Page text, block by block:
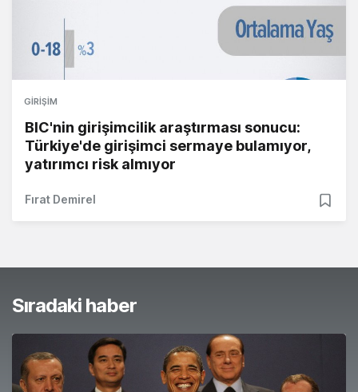
GIRIŞIM
BIC'nin girişimcilik araştırması sonucu:
Türkiye'de girişimci sermaye bulamıyor,
yatırımcı risk almıyor
Fırat Demirel
Sıradaki haber